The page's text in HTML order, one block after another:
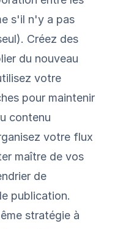
s'il n'y a pas
Créez des
du nouveau
votre
pour maintenir
contenu
votre flux
maître de vos
de
publication.
stratégie à